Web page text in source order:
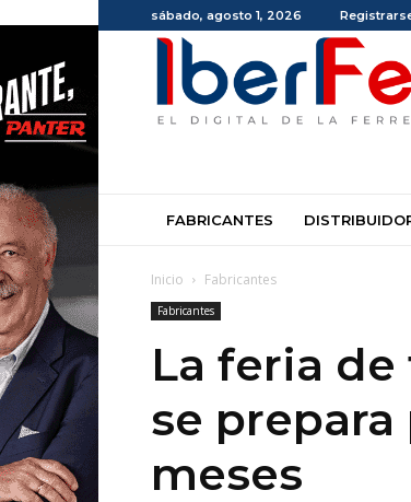
sábado, agosto 1, 2026
Iberferr
FABRICANTES
Inicio Fabricantes
Fabricantes
La feria
se
meses